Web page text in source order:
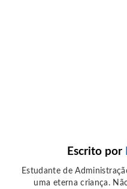
Escrito por
Estudante de
uma eterna criança.